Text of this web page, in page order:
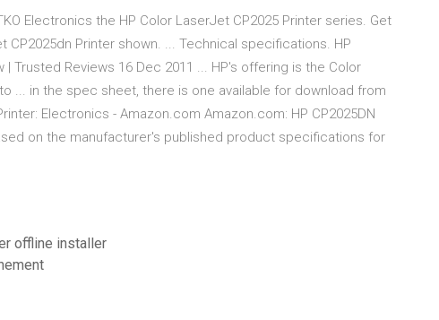
Electronics the HP Color LaserJet CP2025 Printer series. Get
Printer shown. ... Technical specifications. HP
| Trusted Reviews 16 Dec 2011 ... HP's offering is the Color
... in the spec sheet, there is one available for download from
Electronics - Amazon.com Amazon.com: HP CP2025DN
on the manufacturer's published product specifications for
offline installer